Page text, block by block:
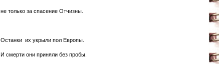
не только за спасение Отчизны.
Останки их укрыли пол Европы.
И смерти они приняли без пробы.